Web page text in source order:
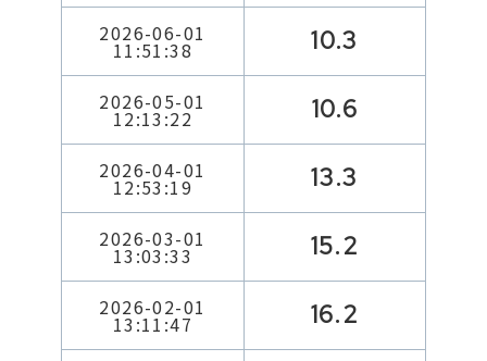
2026-06-01
11:51:38 10.3
2026-05-01
12:13:22 10.6
2026-04-01
12:53:19 13.3
2026-03-01
13:03:33 15.2
2026-02-01
13:11:47 16.2